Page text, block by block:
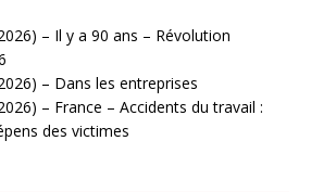
– Il y a 90 ans – Révolution
– Dans les entreprises
– France – Accidents du travail :
des victimes